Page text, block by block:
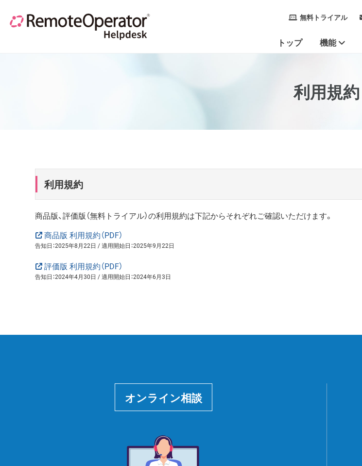
無料トライアル
トップ 機能
利用規約
利用規約
商品版、評価版（無料トライアル）の利用規約は下記からそれぞれご確認いただけます。
商品版 利用規約（PDF）
告知日：2025年8月22日 / 適用開始日：2025年9月22日
評価版 利用規約（PDF）
告知日：2024年4月30日 / 適用開始日：2024年6月3日
オンライン相談